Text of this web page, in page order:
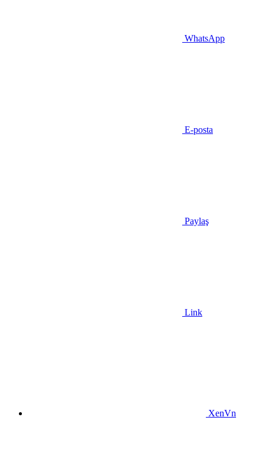
WhatsApp
E-posta
Paylaş
Link
XenVn